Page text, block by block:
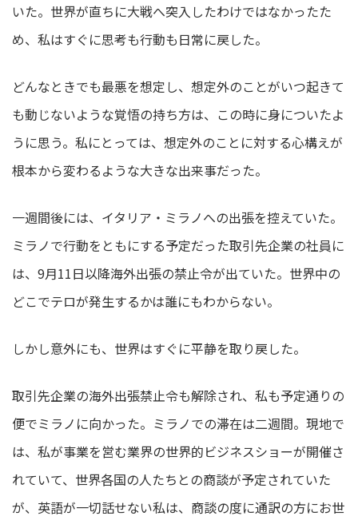
いた。世界が直ちに大戦へ突入したわけではなかったた
め、私はすぐに思考も行動も日常に戻した。
どんなときでも最悪を想定し、想定外のことがいつ起きて
も動じないような覚悟の持ち方は、この時に身についたよ
うに思う。私にとっては、想定外のことに対する心構えが
根本から変わるような大きな出来事だった。
一週間後には、イタリア・ミラノへの出張を控えていた。
ミラノで行動をともにする予定だった取引先企業の社員に
は、9月11日以降海外出張の禁止令が出ていた。世界中の
どこでテロが発生するかは誰にもわからない。
しかし意外にも、世界はすぐに平静を取り戻した。
取引先企業の海外出張禁止令も解除され、私も予定通りの
便でミラノに向かった。ミラノでの滞在は二週間。現地で
は、私が事業を営む業界の世界的ビジネスショーが開催さ
れていて、世界各国の人たちとの商談が予定されていた
が、英語が一切話せない私は、商談の度に通訳の方にお世